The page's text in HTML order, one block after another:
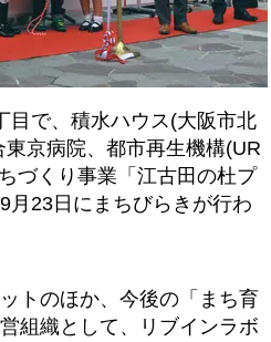
目で、積水ハウス(大阪市北
京病院、都市再生機構(UR
づくり事業「江古田の杜プ
月23日にまちびらきが行わ
トのほか、今後の「まち育
組織として、リブインラボ